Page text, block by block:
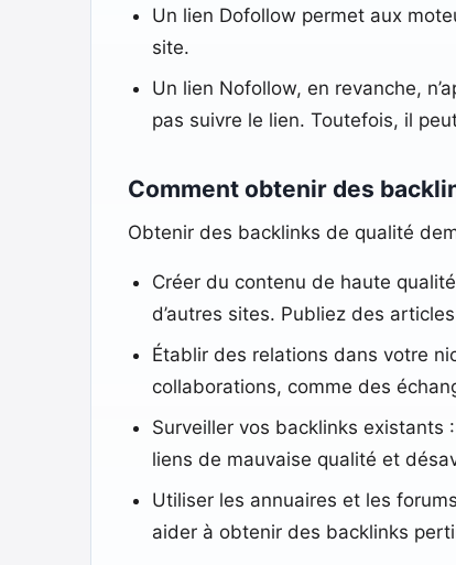
Un lien Dofollow permet aux
site.
Un lien Nofollow, en revanche,
pas suivre le lien. Toutefois, il
Comment obtenir des
Obtenir des backlinks de qualité
Créer du contenu de haute
d’autres sites. Publiez des
Établir des relations dans votre
collaborations, comme des
Surveiller vos backlinks existants
liens de mauvaise qualité et
Utiliser les annuaires et les
aider à obtenir des backlinks